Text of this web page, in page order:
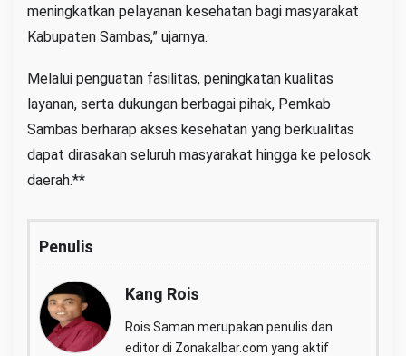
meningkatkan pelayanan kesehatan bagi masyarakat
Kabupaten Sambas,” ujarnya.
Melalui penguatan fasilitas, peningkatan kualitas
layanan, serta dukungan berbagai pihak, Pemkab
Sambas berharap akses kesehatan yang berkualitas
dapat dirasakan seluruh masyarakat hingga ke pelosok
daerah.**
Penulis
Kang Rois
Rois Saman merupakan penulis dan
editor di Zonakalbar.com yang aktif